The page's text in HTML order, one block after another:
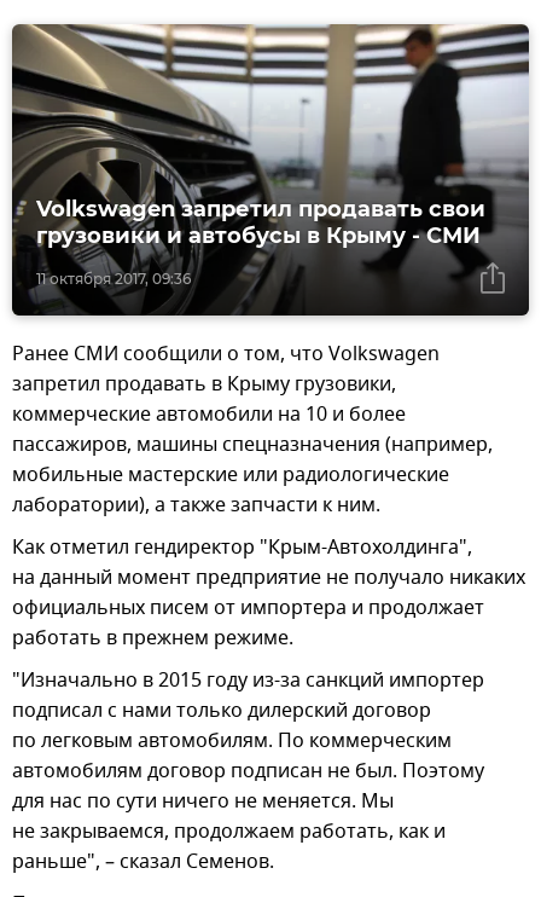
11 октября 2017, 09:36
Volkswagen запретил продавать свои
грузовики и автобусы в Крыму - СМИ
Ранее СМИ сообщили о том, что Volkswagen
запретил продавать в Крыму грузовики,
коммерческие автомобили на 10 и более
пассажиров, машины спецназначения (например,
мобильные мастерские или радиологические
лаборатории), а также запчасти к ним.
Как отметил гендиректор "Крым-Автохолдинга",
на данный момент предприятие не получало никаких
официальных писем от импортера и продолжает
работать в прежнем режиме.
"Изначально в 2015 году из-за санкций импортер
подписал с нами только дилерский договор
по легковым автомобилям. По коммерческим
автомобилям договор подписан не был. Поэтому
для нас по сути ничего не меняется. Мы
не закрываемся, продолжаем работать, как и
раньше", – сказал Семенов.